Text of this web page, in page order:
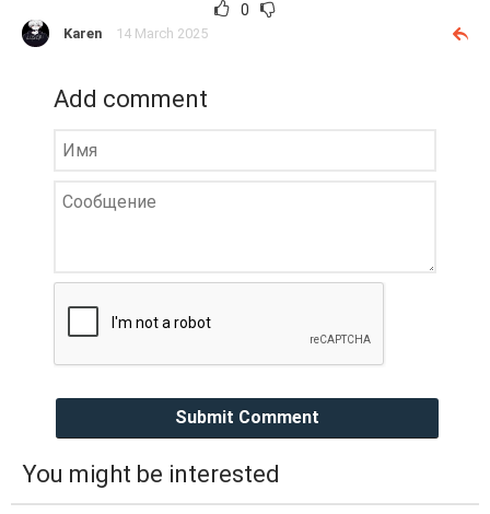
0
Karen 14 March 2025
Add comment
Submit Comment
You might be interested